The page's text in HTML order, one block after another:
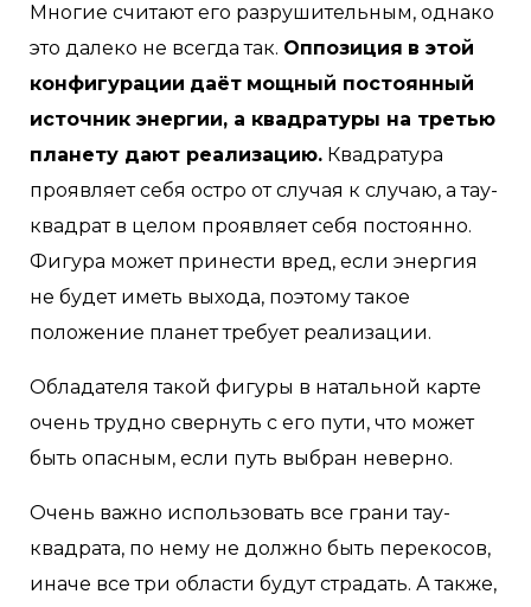
Многие считают его разрушительным, однако
это далеко не всегда так. Оппозиция в этой
конфигурации даёт мощный постоянный
источник энергии, а квадратуры на третью
планету дают реализацию. Квадратура
проявляет себя остро от случая к случаю, а тау-
квадрат в целом проявляет себя постоянно.
Фигура может принести вред, если энергия
не будет иметь выхода, поэтому такое
положение планет требует реализации.
Обладателя такой фигуры в натальной карте
очень трудно свернуть с его пути, что может
быть опасным, если путь выбран неверно.
Очень важно использовать все грани тау-
квадрата, по нему не должно быть перекосов,
иначе все три области будут страдать. А также,